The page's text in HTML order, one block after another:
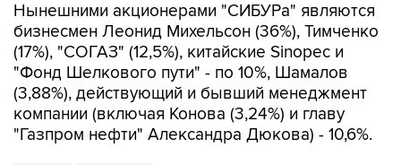
Нынешними акционерами "СИБУРа" являются
бизнесмен Леонид Михельсон (36%), Тимченко
(17%), "СОГАЗ" (12,5%), китайские Sinopec и
"Фонд Шелкового пути" - по 10%, Шамалов
(3,88%), действующий и бывший менеджмент
компании (включая Конова (3,24%) и главу
"Газпром нефти" Александра Дюкова) - 10,6%.